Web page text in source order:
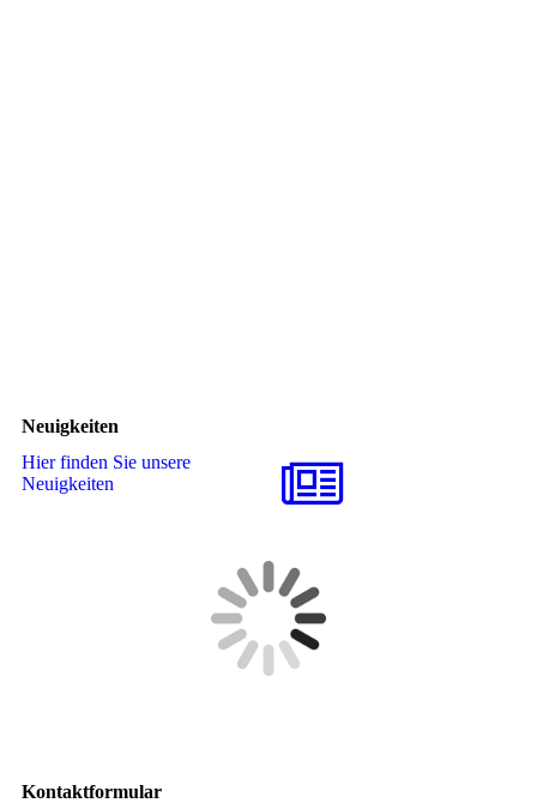
Neuigkeiten
Hier finden Sie unsere
Neuigkeiten
Kontaktformular